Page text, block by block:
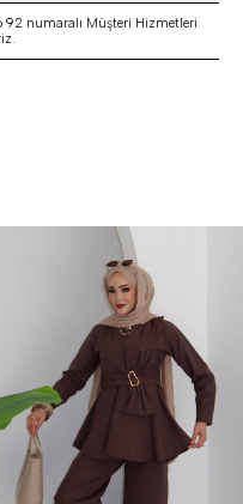
numaralı Müşteri Hizmetleri